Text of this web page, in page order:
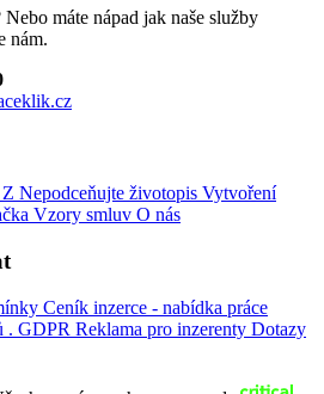
máte nápad jak naše služby
nám.
Nepodceňujte životopis Vytvoření
Vzory smluv O nás
Ceník inzerce - nabídka práce
. GDPR Reklama pro inzerenty Dotazy